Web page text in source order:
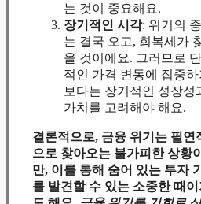
는 것이 중요해요.
장기적인 시각: 위기의
는 결국 오고, 회복세가
올 것이에요. 그러므로 단
적인 가격 변동에 집중하
보다는 장기적인 성장성
가치를 고려해야 해요.
결론적으로, 금융 위기는 필연
으로 찾아오는 불가피한 상황
만, 이를 통해 숨어 있는 투자
를 발견할 수 있는 소중한 때이